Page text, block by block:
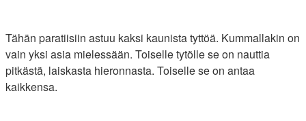
Tähän paratiisiin astuu kaksi kaunista tyttöä. Kummallakin on
vain yksi asia mielessään. Toiselle tytölle se on nauttia
pitkästä, laiskasta hieronnasta. Toiselle se on antaa
kaikkensa.